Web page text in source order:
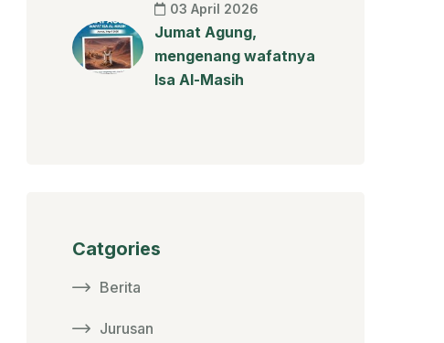
03 April 2026
Jumat Agung,
mengenang wafatnya
Isa Al-Masih
Catgories
Berita
Jurusan